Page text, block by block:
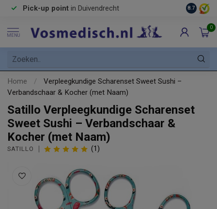
Pick-up point in Duivendrecht 8.7
MENU
0
Home /
Verpleegkundige Scharenset Sweet Sushi –
Verbandschaar & Kocher (met Naam)
Satillo Verpleegkundige Scharenset
Sweet Sushi – Verbandschaar &
Kocher (met Naam)
SATILLO (1)